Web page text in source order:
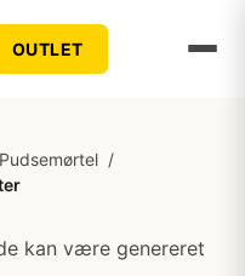
OUTLET
/
kan være genereret